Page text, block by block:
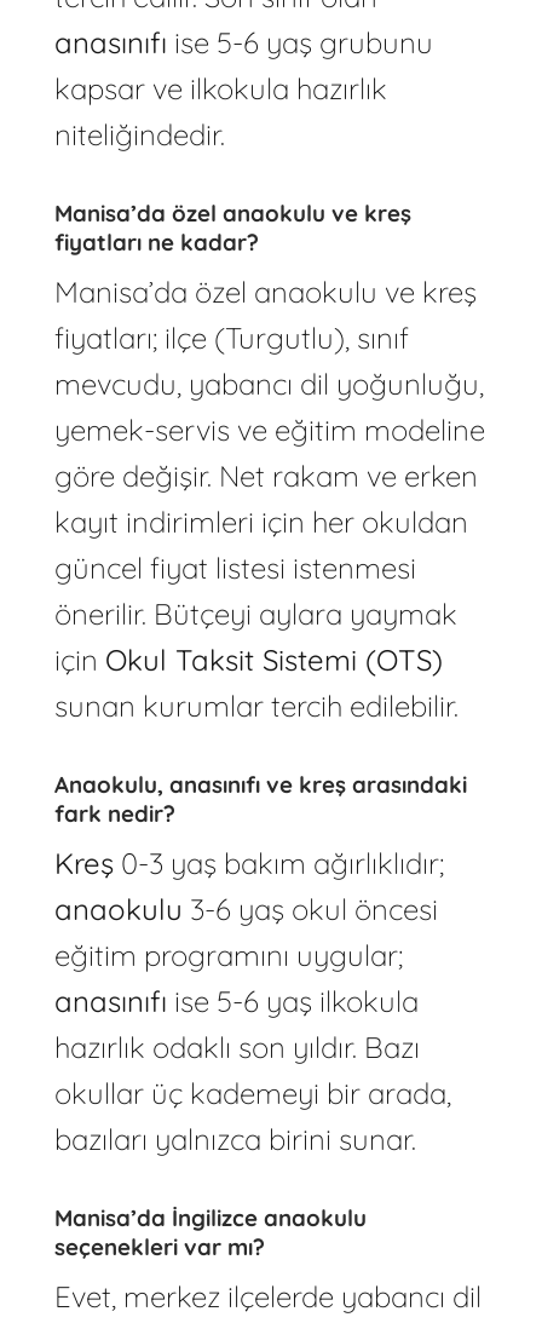
anasınıfı ise 5-6 yaş grubunu
kapsar ve ilkokula hazırlık
niteliğindedir.
Manisa’da özel anaokulu ve kreş
fiyatları ne kadar?
Manisa’da özel anaokulu ve kreş
fiyatları; ilçe (Turgutlu), sınıf
mevcudu, yabancı dil yoğunluğu,
yemek-servis ve eğitim modeline
göre değişir. Net rakam ve erken
kayıt indirimleri için her okuldan
güncel fiyat listesi istenmesi
önerilir. Bütçeyi aylara yaymak
için Okul Taksit Sistemi (OTS)
sunan kurumlar tercih edilebilir.
Anaokulu, anasınıfı ve kreş arasındaki
fark nedir?
Kreş0-3 yaş bakım ağırlıklıdır;
anaokulu 3-6 yaş okul öncesi
eğitim programını uygular;
anasınıfı ise 5-6 yaş ilkokula
hazırlık odaklı son yıldır. Bazı
okullar üç kademeyi bir arada,
bazıları yalnızca birini sunar.
Manisa’da İngilizce anaokulu
seçenekleri var mı?
Evet, merkez ilçelerde yabancı dil